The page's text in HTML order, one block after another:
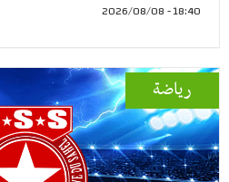
18:40 - 2026/08/08
رياضة